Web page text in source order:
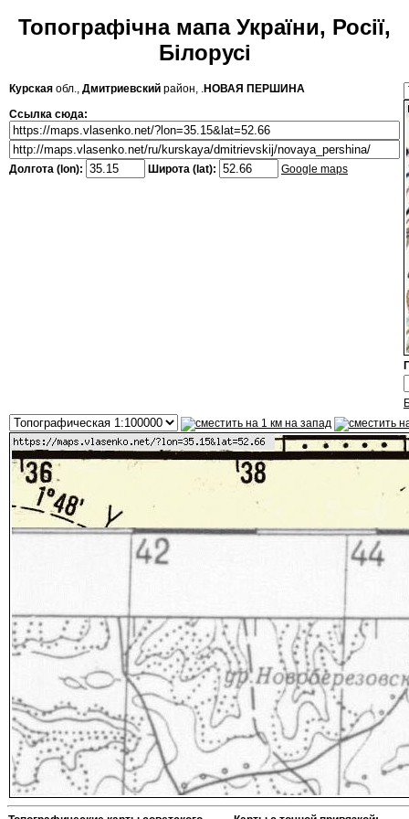
Топографічна мапа України, Росії,
Білорусі
Курская обл., Дмитриевский район, .НОВАЯ ПЕРШИНА
Ссылка сюда:
Долгота (lon): Широта (lat): Google maps